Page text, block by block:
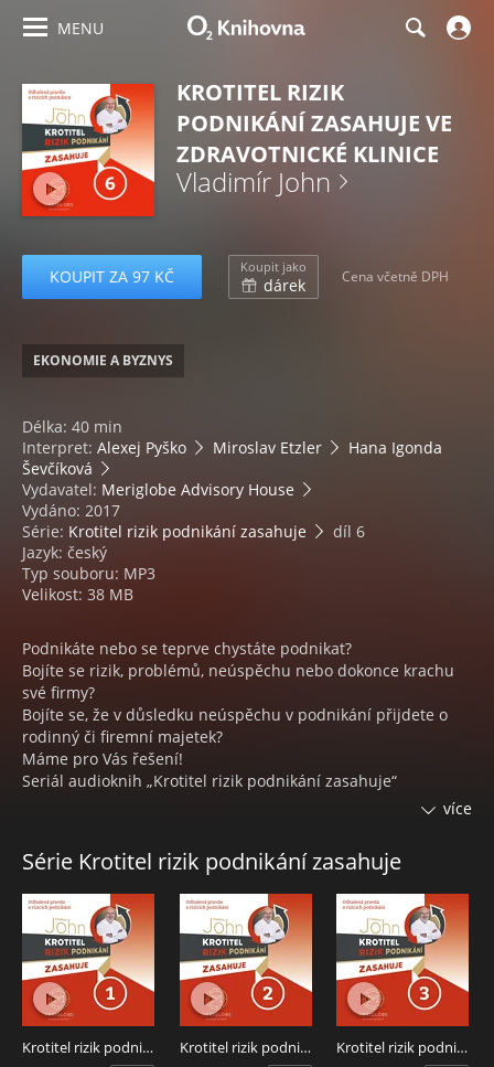
MENU
KROTITEL RIZIK
PODNIKÁNÍ ZASAHUJE VE
ZDRAVOTNICKÉ KLINICE
Vladimír John
KOUPIT ZA 97 KČ Koupit jako
dárek Cena včetně DPH
EKONOMIE A BYZNYS
Délka: 40 min
Interpret: Alexej Pyško Miroslav Etzler
Hana Igonda
Ševčíková
Vydavatel: Meriglobe Advisory House
Vydáno: 2017
Série: Krotitel rizik podnikání zasahuje
díl 6
Jazyk: český
Typ souboru: MP3
Velikost: 38 MB
Podnikáte nebo se teprve chystáte podnikat?
Bojíte se rizik, problémů, neúspěchu nebo dokonce krachu
své firmy?
Bojíte se, že v důsledku neúspěchu v podnikání přijdete o
rodinný či firemní majetek?
Máme pro Vás řešení!
Seriál audioknih „Krotitel rizik podnikání zasahuje“
představuje příběhy ze života podnikatelů, které se skutečně
příběhů vás nejen pobaví, ale velmi záživnou formou vám
přinese i poučení, jak se dají jednotlivé situace efektivně
řešit. Spojení zajímavých příběhů s hlasy známých českých
herců podtrhuje atraktivitu celého projektu.
Šestý díl se odehrává ve zdravotnické klinice. Bohatý
developer koupil kliniku manželce, ale ta ho záhy opustila a
kliniku mu nechala. Najal tedy ředitele, který ji však vedl od
desíti k pěti.
více
Série Krotitel rizik podnikání zasahuje
Krotitel rizik podnikání zasahuje v autosalonu Krotitel rizik podnikání zasahuje ve zlatnictví Krotitel rizik podnikání zasahuje v kamnářství